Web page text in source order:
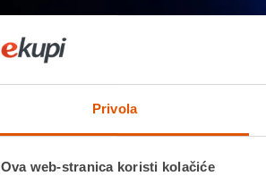
Privola
Ova web-stranica koristi kolačiće